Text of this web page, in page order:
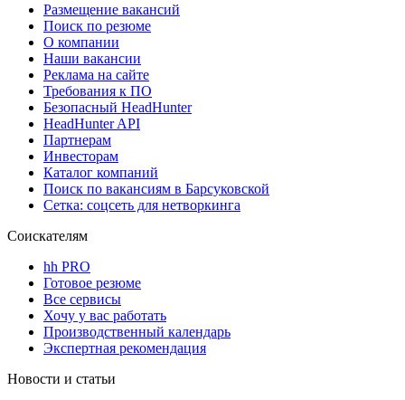
Размещение вакансий
Поиск по резюме
О компании
Наши вакансии
Реклама на сайте
Требования к ПО
Безопасный HeadHunter
HeadHunter API
Партнерам
Инвесторам
Каталог компаний
Поиск по вакансиям в Барсуковской
Сетка: соцсеть для нетворкинга
Соискателям
hh PRO
Готовое резюме
Все сервисы
Хочу у вас работать
Производственный календарь
Экспертная рекомендация
Новости и статьи